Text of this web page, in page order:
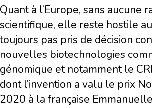
Quant à l’Europe, sans aucune
scientifique, elle reste hostile
toujours pas pris de décision
nouvelles biotechnologies
génomique et notamment le
dont l’invention a valu le prix
2020 à la française